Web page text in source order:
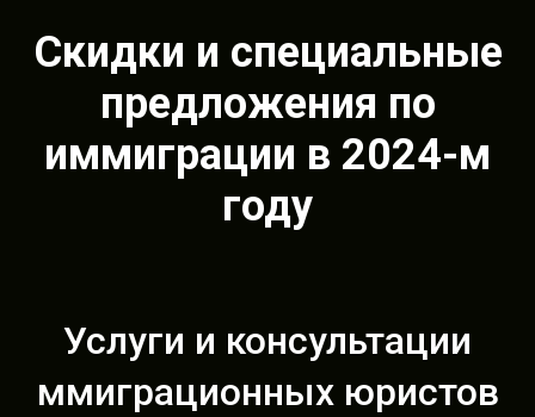
Скидки и специальные
предложения по
иммиграции в 2024-м
году
Услуги и консультации
ммиграционных юристов